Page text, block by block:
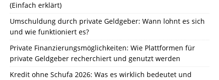
(Einfach erklärt)
Umschuldung durch private Geldgeber: Wann lohnt es sich
und wie funktioniert es?
Private Finanzierungsmöglichkeiten: Wie Plattformen für
private Geldgeber recherchiert und genutzt werden
Kredit ohne Schufa 2026: Was es wirklich bedeutet und